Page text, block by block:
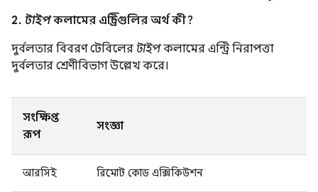
2. টাইপকলামের এন্ট্রিগুলির অর্থ কী?
দুর্বলতার বিবরণ টেবিলের টাইপকলামের এন্ট্রি নিরাপত্তা
দুর্বলতার শ্রেণীবিভাগ উল্লেখ করে।
সংক্ষিপ্ত
রূপ
সংজ্ঞা
আরসিই রিমোট কোড এক্সিকিউশন